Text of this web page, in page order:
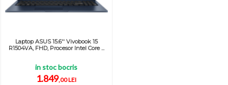
Laptop ASUS 15.6'' Vivobook 15
R1504VA, FHD, Procesor Intel Core ...
in stoc bocris
1.849,00 LEI